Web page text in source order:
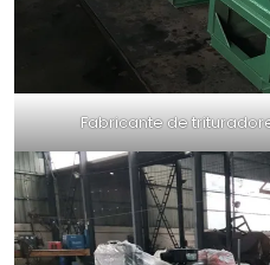
Fabricante de